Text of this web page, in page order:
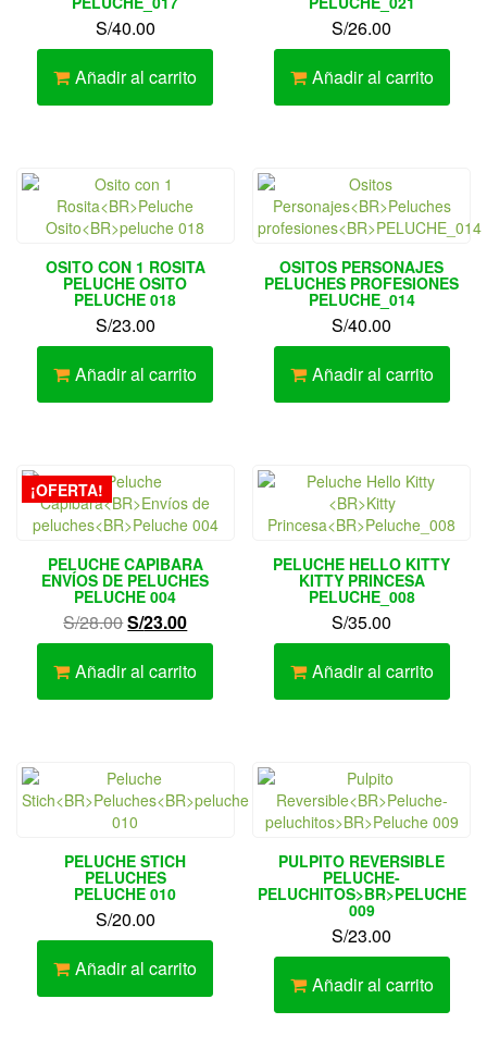
S/40.00
Añadir al carrito
S/26.00
Añadir al carrito
OSITO CON 1 ROSITA
PELUCHE OSITO
PELUCHE 018
S/23.00
Añadir al carrito
OSITOS PERSONAJES
PELUCHES PROFESIONES
PELUCHE_014
S/40.00
Añadir al carrito
¡OFERTA!
PELUCHE CAPIBARA
ENVÍOS DE PELUCHES
PELUCHE 004
S/28.00El
precio
original
S/23.00El
precio
actual
Añadir al carrito
PELUCHE HELLO KITTY
KITTY PRINCESA
PELUCHE_008
S/35.00
Añadir al carrito
PELUCHE STICH
PELUCHES
PELUCHE 010
S/20.00
Añadir al carrito
PULPITO REVERSIBLE
PELUCHE-
PELUCHITOS>BR>PELUCHE
009
S/23.00
Añadir al carrito